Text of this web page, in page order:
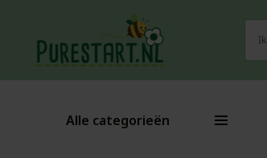
naar:
Alle categorieën